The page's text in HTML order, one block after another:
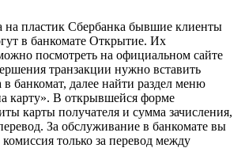
на пластик Сбербанка бывшие клиенты
в банкомате Открытие. Их
посмотреть на официальном сайте
транзакции нужно вставить
банкомат, далее найти раздел меню
карту». В открывшейся форме
карты получателя и сумма зачисления,
За обслуживание в банкомате вы
только за перевод между